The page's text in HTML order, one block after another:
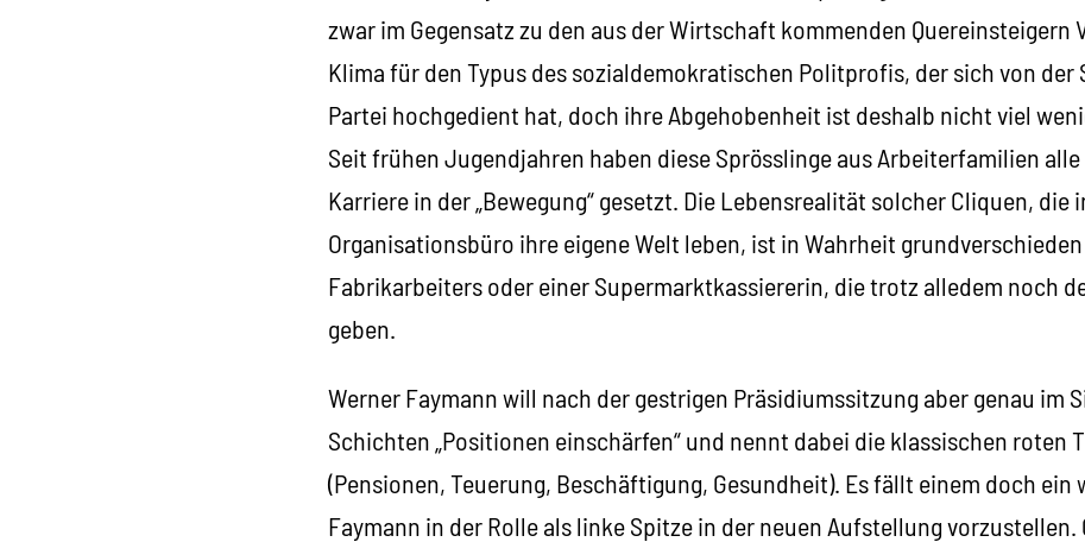
zwar im Gegensatz zu den aus der Wirtschaft kommenden Quereinsteigern
Klima für den Typus des sozialdemokratischen Politprofis, der sich von der
Partei hochgedient hat, doch ihre Abgehobenheit ist deshalb nicht viel
Seit frühen Jugendjahren haben diese Sprösslinge aus Arbeiterfamilien
Karriere in der „Bewegung“ gesetzt. Die Lebensrealität solcher Cliquen, die
Organisationsbüro ihre eigene Welt leben, ist in Wahrheit
Fabrikarbeiters oder einer Supermarktkassiererin, die trotz alledem noch
geben.
Werner Faymann will nach der gestrigen Präsidiumssitzung aber genau im
Schichten „Positionen einschärfen“ und nennt dabei die klassischen roten
(Pensionen, Teuerung, Beschäftigung, Gesundheit). Es fällt einem doch ein
Faymann in der Rolle als linke Spitze in der neuen Aufstellung vorzustellen.